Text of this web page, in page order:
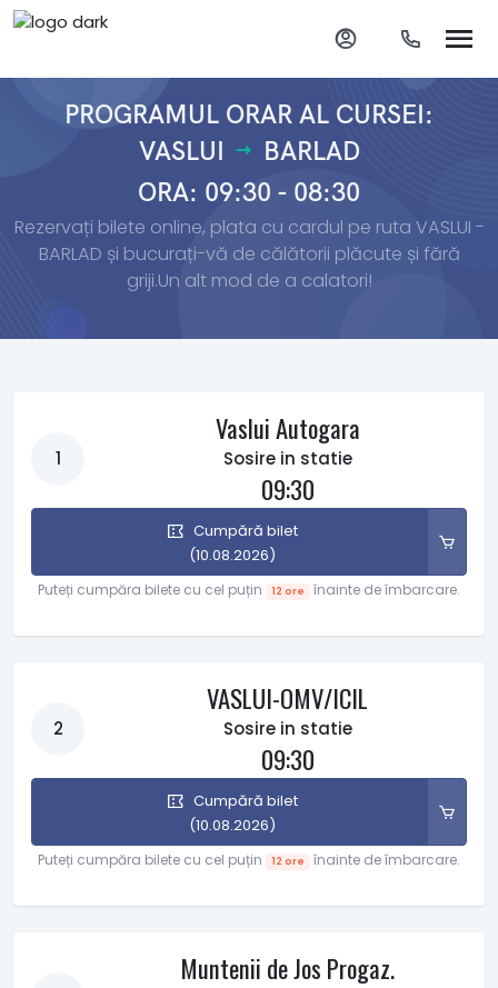
PROGRAMUL ORAR AL CURSEI:
VASLUI
BARLAD
ORA: 09:30 - 08:30
Rezervați bilete online, plata cu cardul pe ruta VASLUI -
BARLAD și bucurați-vă de călătorii plăcute și fără
griji.Un alt mod de a calatori!
1
Vaslui Autogara
Sosire in statie
09:30
Cumpără bilet
(10.08.2026)
Puteți cumpăra bilete cu cel puțin 12 ore înainte de îmbarcare.
2
VASLUI-OMV/ICIL
Sosire in statie
09:30
Cumpără bilet
(10.08.2026)
Puteți cumpăra bilete cu cel puțin 12 ore înainte de îmbarcare.
Muntenii de Jos Progaz.